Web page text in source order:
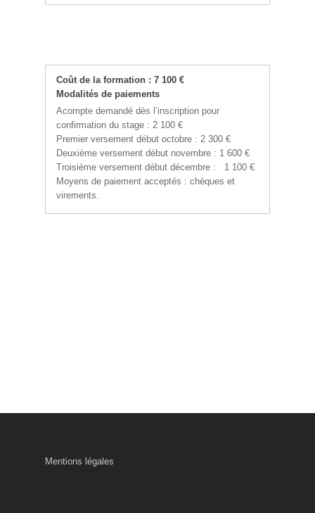
Coût de la formation : 7 100 €
Modalités de paiements
Acompte demandé dès l’inscription pour
confirmation du stage : 2 100 €
Premier versement début octobre : 2 300 €
Deuxième versement début novembre : 1 600 €
Troisième versement début décembre : 1 100 €
Moyens de paiement acceptés : chèques et
virements.
Mentions légales